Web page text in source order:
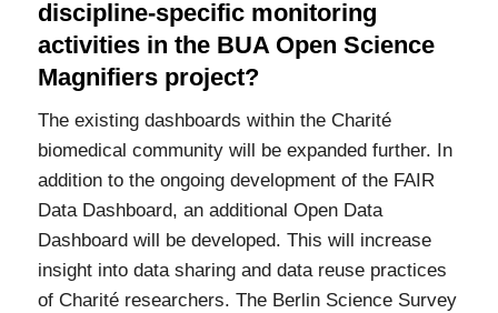
discipline-specific monitoring
activities in the BUA Open Science
Magnifiers project?
The existing dashboards within the Charité
biomedical community will be expanded further. In
addition to the ongoing development of the FAIR
Data Dashboard, an additional Open Data
Dashboard will be developed. This will increase
insight into data sharing and data reuse practices
of Charité researchers. The Berlin Science Survey